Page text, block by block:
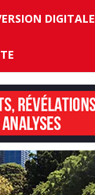
DIGITALE